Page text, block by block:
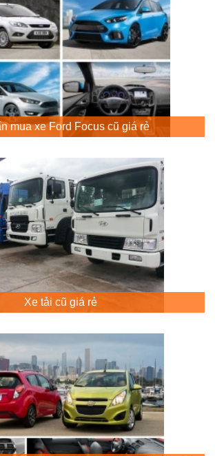
mua xe Ford Focus cũ giá rẻ
Xe tải cũ giá rẻ